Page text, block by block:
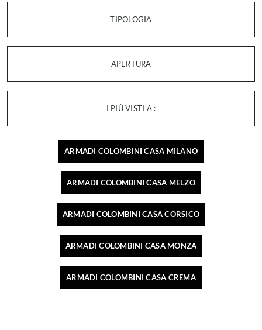
TIPOLOGIA
APERTURA
I PIÙ VISTI A :
ARMADI COLOMBINI CASA MILANO
ARMADI COLOMBINI CASA MELZO
ARMADI COLOMBINI CASA CORSICO
ARMADI COLOMBINI CASA MONZA
ARMADI COLOMBINI CASA CREMA